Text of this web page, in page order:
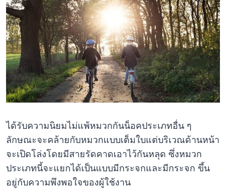
ได้รับความนิยมไม่แพ้หมวกกันน็อคประเภทอื่น ๆ
ลักษณะจะคล้ายกับหมวกแบบเต็มใบแต่บริเวณด้านหน้า
จะเปิดโล่งโดยมีสายรัดคาดเอาไว้กันหลุด ซึ่งหมวก
ประเภทนี้จะแยกได้เป็นแบบมีกระจกและมีกระจก ขึ้น
อยู่กับความพึงพอใจของผู้ใช้งาน